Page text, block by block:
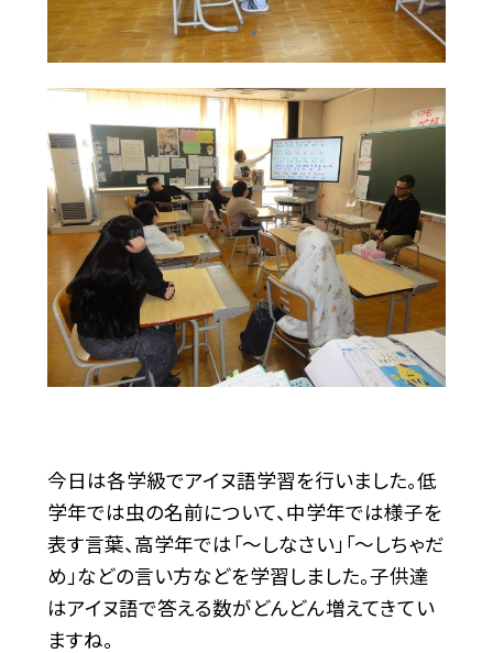
今日は各学級でアイヌ語学習を行いました。低
学年では虫の名前について、中学年では様子を
表す言葉、高学年では「～しなさい」「～しちゃだ
め」などの言い方などを学習しました。子供達
はアイヌ語で答える数がどんどん増えてきてい
ますね。